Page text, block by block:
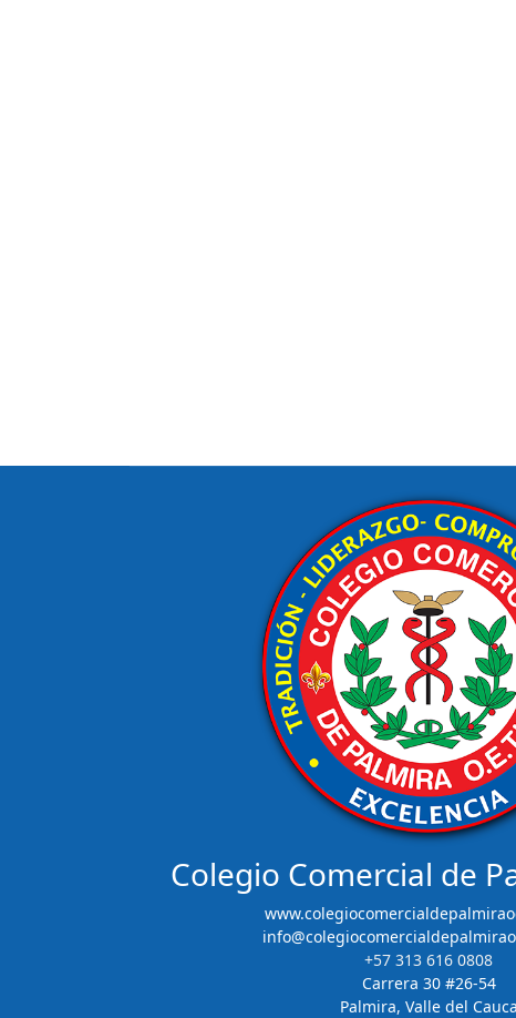
Colegio Comercial de
+57 313 616 0808
Carrera 30 #26-54
Palmira, Valle del Cauca